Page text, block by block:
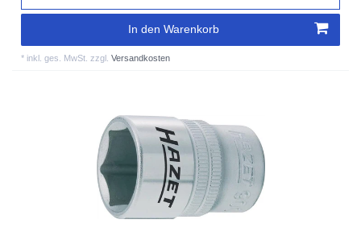
In den Warenkorb
* inkl. ges. MwSt. zzgl.Versandkosten